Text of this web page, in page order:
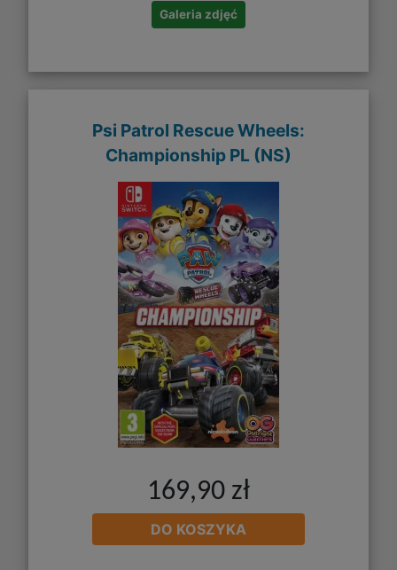
Galeria zdjęć
Psi Patrol Rescue Wheels:
Championship PL (NS)
169,90 zł
DO KOSZYKA